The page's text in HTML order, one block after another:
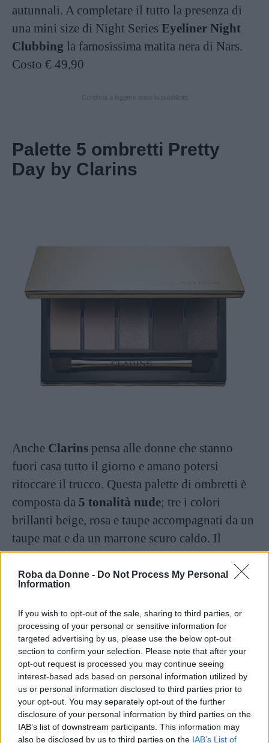
Roba da Donne - Do Not Process My Personal
Information
If you wish to opt-out of the sale, sharing to third parties, or
processing of your personal or sensitive information for
targeted advertising by us, please use the below opt-out
section to confirm your selection. Please note that after your
opt-out request is processed you may continue seeing
interest-based ads based on personal information utilized by
us or personal information disclosed to third parties prior to
your opt-out. You may separately opt-out of the further
disclosure of your personal information by third parties on the
IAB’s list of downstream participants. This information may
also be disclosed by us to third parties on the IAB’s List of
autunnali. A completare il tutto la presenza di
una mini size di Night Series Eyeliner Night
Clubbing la famosissima matita nera di Nars.
Costo € 49,90
Palette 5 ombretti Pretty
Day by Clarins
Anche Clarins pensa alle donne che stanno
fuori casa tutto il giorno e amano potersi
ritoccare il trucco. Questa palette di ombretti è
composta da 5 tonalità nude; tre i colori
brillanti beige, rosa e taupe accompagnati da un
taupe mat e da un marrone scuro caldo. Il
packaging color oro opaco è molto elegante e
raffinato. Costo € 39,00
A/W 15 Runway Eyeshadow
Palette by Burberry